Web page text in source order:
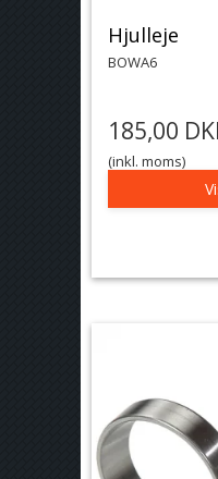
Hjulleje
BOWA6
185,00
(inkl. moms)